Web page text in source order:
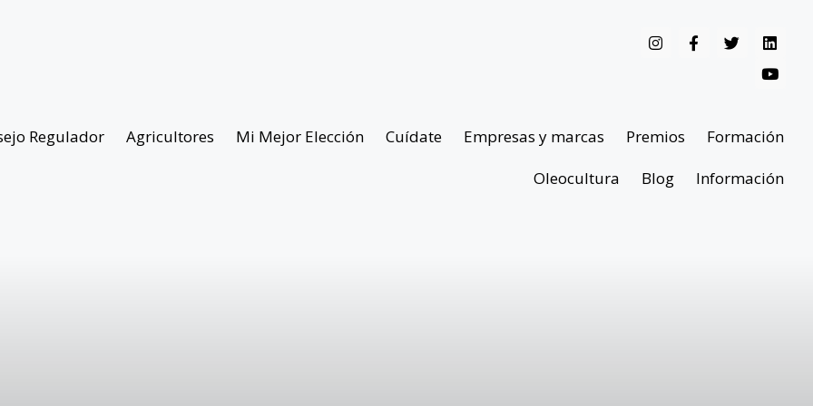
Regulador Agricultores Mi Mejor Elección Cuídate Empresas y marcas Premios
Formación
Oleocultura
Blog Información